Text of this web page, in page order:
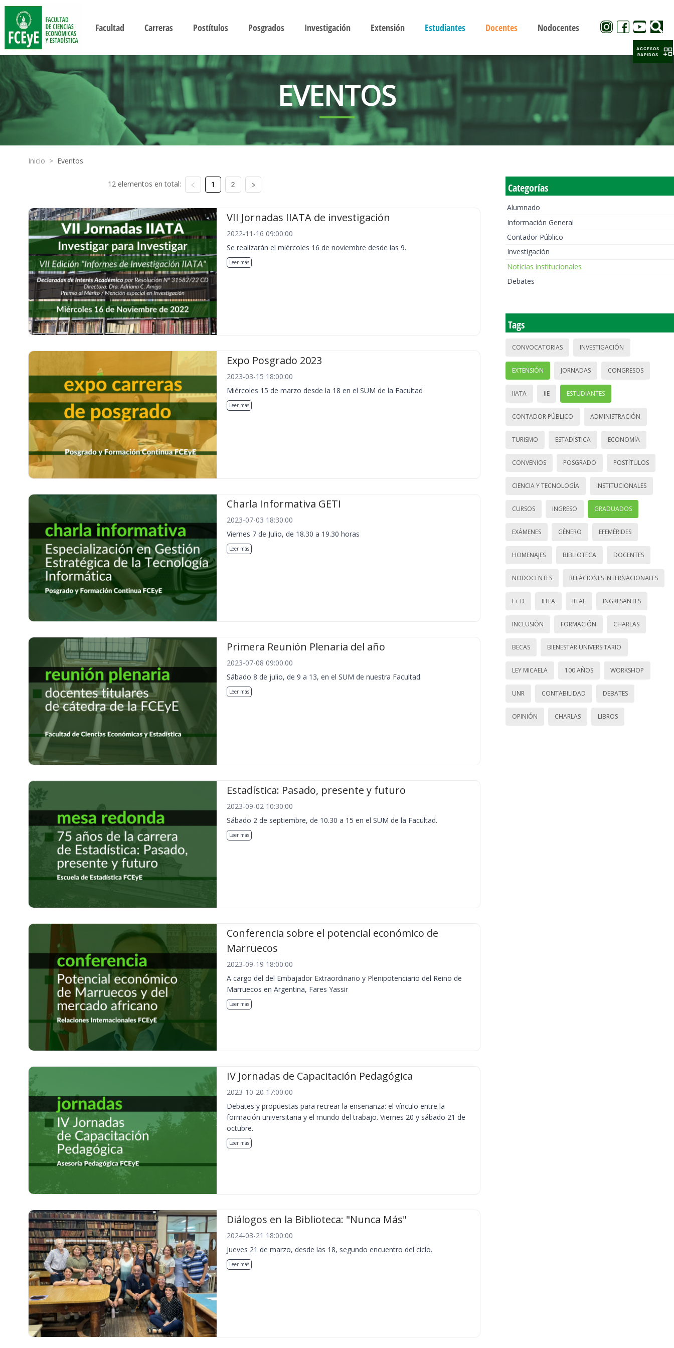
Facultad Carreras Postítulos Posgrados Investigación Extensión Estudiantes Docentes Nodocentes
EVENTOS
Inicio > Eventos
12 elementos en total: 1 2
VII Jornadas IIATA de investigación
2022-11-16 09:00:00
Se realizarán el miércoles 16 de noviembre desde las 9.
Leer más
Expo Posgrado 2023
2023-03-15 18:00:00
Miércoles 15 de marzo desde la 18 en el SUM de la Facultad
Leer más
Charla Informativa GETI
2023-07-03 18:30:00
Viernes 7 de Julio, de 18.30 a 19.30 horas
Leer más
Primera Reunión Plenaria del año
2023-07-08 09:00:00
Sábado 8 de julio, de 9 a 13, en el SUM de nuestra Facultad.
Leer más
Estadística: Pasado, presente y futuro
2023-09-02 10:30:00
Sábado 2 de septiembre, de 10.30 a 15 en el SUM de la Facultad.
Leer más
Conferencia sobre el potencial económico de
Marruecos
2023-09-19 18:00:00
A cargo del del Embajador Extraordinario y Plenipotenciario del Reino de
Marruecos en Argentina, Fares Yassir
Leer más
IV Jornadas de Capacitación Pedagógica
2023-10-20 17:00:00
Debates y propuestas para recrear la enseñanza: el vínculo entre la
formación universitaria y el mundo del trabajo. Viernes 20 y sábado 21 de
octubre.
Leer más
Diálogos en la Biblioteca: "Nunca Más"
2024-03-21 18:00:00
Jueves 21 de marzo, desde las 18, segundo encuentro del ciclo.
Leer más
Categorías
Alumnado
Información General
Contador Público
Investigación
Noticias institucionales
Debates
Tags
CONVOCATORIAS INVESTIGACIÓN
EXTENSIÓN JORNADAS CONGRESOS
IIATA IIE ESTUDIANTES
CONTADOR PÚBLICO ADMINISTRACIÓN
TURISMO ESTADÍSTICA ECONOMÍA
CONVENIOS POSGRADO POSTÍTULOS
CIENCIA Y TECNOLOGÍA INSTITUCIONALES
CURSOS INGRESO GRADUADOS
EXÁMENES GÉNERO EFEMÉRIDES
HOMENAJES BIBLIOTECA DOCENTES
NODOCENTES RELACIONES INTERNACIONALES
I + D IITEA IITAE INGRESANTES
INCLUSIÓN FORMACIÓN CHARLAS
BECAS BIENESTAR UNIVERSITARIO
LEY MICAELA 100 AÑOS WORKSHOP
UNR CONTABILIDAD DEBATES
OPINIÓN CHARLAS LIBROS
ACCESOS
RAPIDOS